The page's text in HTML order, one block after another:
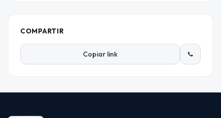
COMPARTIR
Copiar link